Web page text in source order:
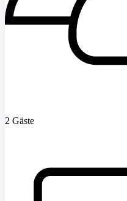
2 Gäste